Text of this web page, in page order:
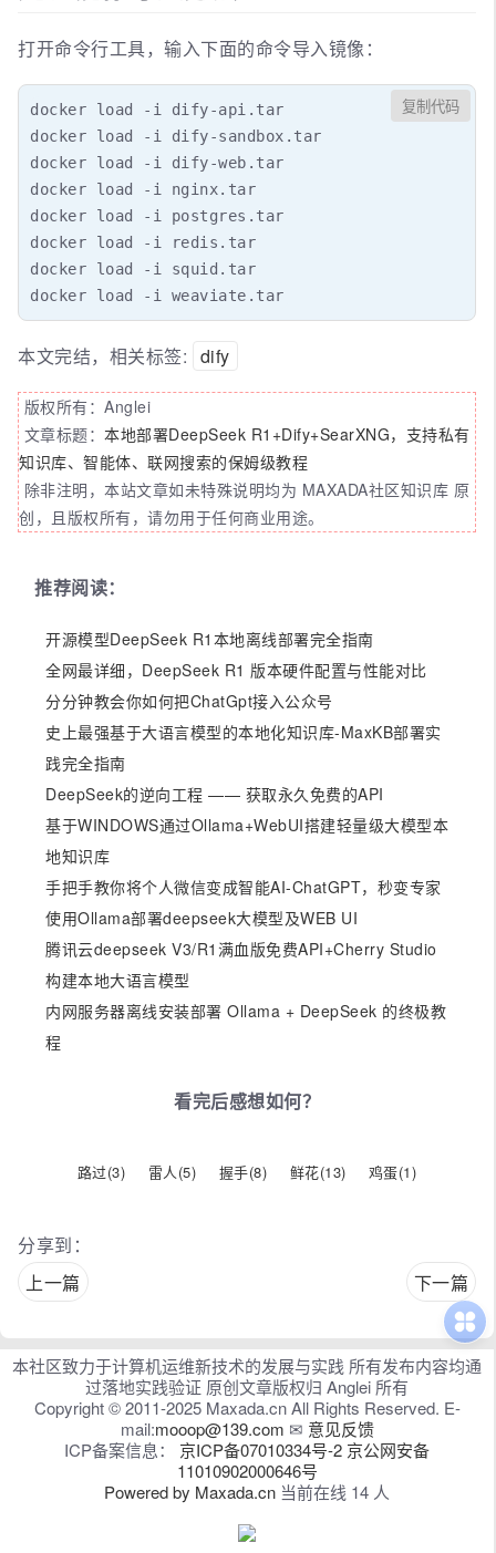
打开命令行工具，输入下面的命令导入镜像：
docker load -i dify-api.tar
docker load -i dify-sandbox.tar
docker load -i dify-web.tar
docker load -i nginx.tar
docker load -i postgres.tar
docker load -i redis.tar
docker load -i squid.tar
docker load -i weaviate.tar
复制代码
本文完结，相关标签: dify
版权所有：Anglei
文章标题： 本地部署DeepSeek R1+Dify+SearXNG，支持私有
知识库、智能体、联网搜索的保姆级教程
除非注明，本站文章如未特殊说明均为 MAXADA社区知识库 原
创，且版权所有，请勿用于任何商业用途。
推荐阅读：
开源模型DeepSeek R1本地离线部署完全指南
全网最详细，DeepSeek R1 版本硬件配置与性能对比
分分钟教会你如何把ChatGpt接入公众号
史上最强基于大语言模型的本地化知识库-MaxKB部署实
践完全指南
DeepSeek的逆向工程 —— 获取永久免费的API
基于WINDOWS通过Ollama+WebUI搭建轻量级大模型本
地知识库
手把手教你将个人微信变成智能AI-ChatGPT，秒变专家
使用Ollama部署deepseek大模型及WEB UI
腾讯云deepseek V3/R1满血版免费API+Cherry Studio
构建本地大语言模型
内网服务器离线安装部署 Ollama + DeepSeek 的终极教
程
看完后感想如何？
路过(3) 雷人(5) 握手(8) 鲜花(13) 鸡蛋(1)
分享到：
上一篇
下一篇
本社区致力于计算机运维新技术的发展与实践 所有发布内容均通
过落地实践验证 原创文章版权归 Anglei 所有
Copyright © 2011-2025 Maxada.cn All Rights Reserved. E-
mail:mooop@139.com ✉ 意见反馈
ICP备案信息：
京ICP备07010334号-2 京公网安备
11010902000646号
Powered by Maxada.cn 当前在线 14 人